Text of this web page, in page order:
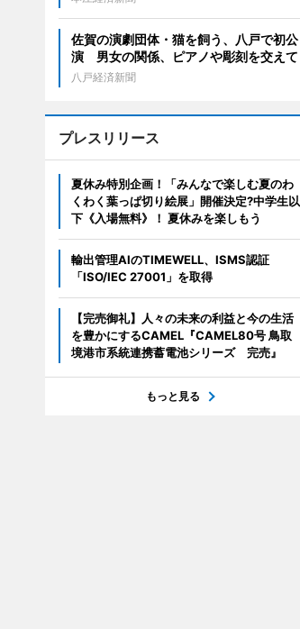
佐賀の演劇団体・猫を飼う、八戸で初公
演 男女の関係、ピアノや彫刻を交えて
八戸経済新聞
プレスリリース
夏休み特別企画！「みんなで楽しむ夏のわ
くわく葉っぱ切り絵展」開催決定?中学生以
下《入場無料》！ 夏休みを楽しもう
輸出管理AIのTIMEWELL、ISMS認証
「ISO/IEC 27001」を取得
【完売御礼】人々の未来の利益と今の生活
を豊かにするCAMEL『CAMEL80号 鳥取
境港市系統連携蓄電池シリーズ 完売』
もっと見る